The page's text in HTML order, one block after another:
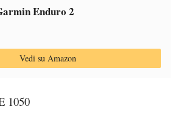
Enduro 2
Vedi su Amazon
1050